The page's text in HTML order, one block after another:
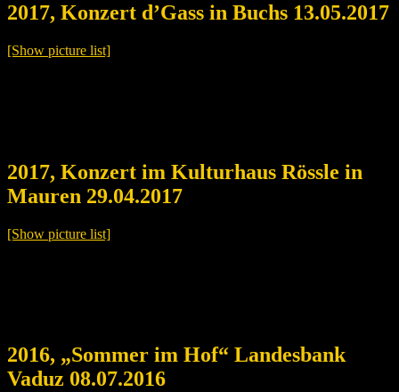
2017, Konzert d’Gass in Buchs 13.05.2017
[Show picture list]
2017, Konzert im Kulturhaus Rössle in
Mauren 29.04.2017
[Show picture list]
2016, „Sommer im Hof“ Landesbank
Vaduz 08.07.2016